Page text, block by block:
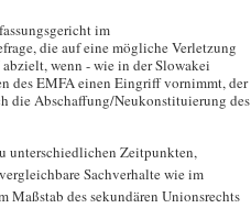
im
die auf eine mögliche Verletzung
wenn - wie in der Slowakei
des EMFA einen Eingriff vornimmt, der
die Abschaffung/Neukonstituierung des
unterschiedlichen Zeitpunkten,
Sachverhalte wie im
Maßstab des sekundären Unionsrechts